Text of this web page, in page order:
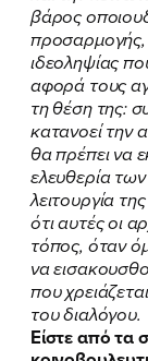
βάρος
προσαρμογής,
ιδεοληψίας
αφορά τους
τη θέση της:
κατανοεί την
θα πρέπει να
ελευθερία
λειτουργία
ότι αυτές οι
τόπος, όταν
να
που
του διαλόγου.
Είστε από τα